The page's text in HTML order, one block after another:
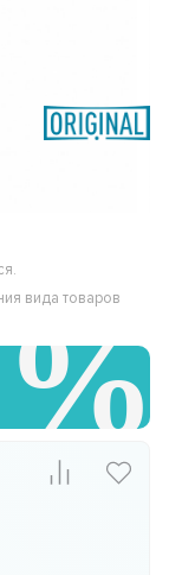
вида товаров